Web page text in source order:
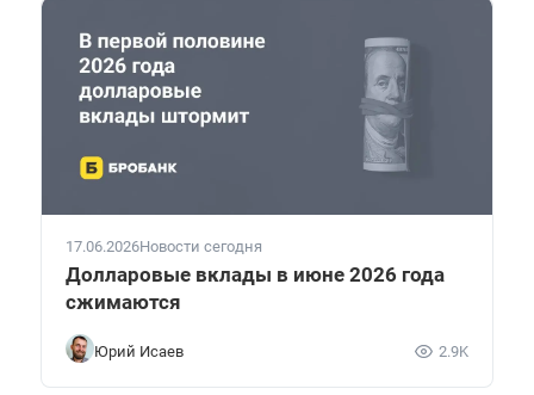
17.06.2026Новости сегодня
Долларовые вклады в июне 2026 года
сжимаются
Юрий Исаев 2.9K